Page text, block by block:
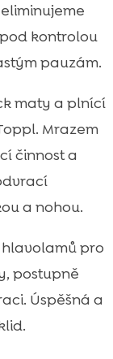
kontrolou
pauzám.
maty a plnící
Mrazem
činnost a
a nohou.
pro
postupně
Úspěšná a